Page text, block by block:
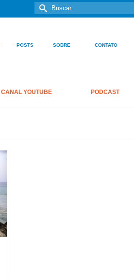
Buscar
por:
POSTS SOBRE CONTATO
CANAL YOUTUBE PODCAST